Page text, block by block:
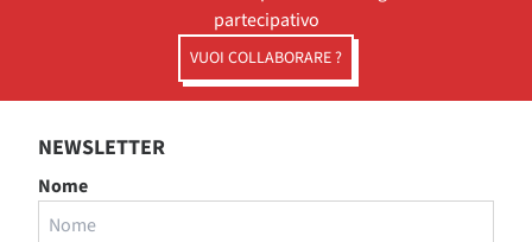
partecipativo
VUOI COLLABORARE ?
NEWSLETTER
Nome